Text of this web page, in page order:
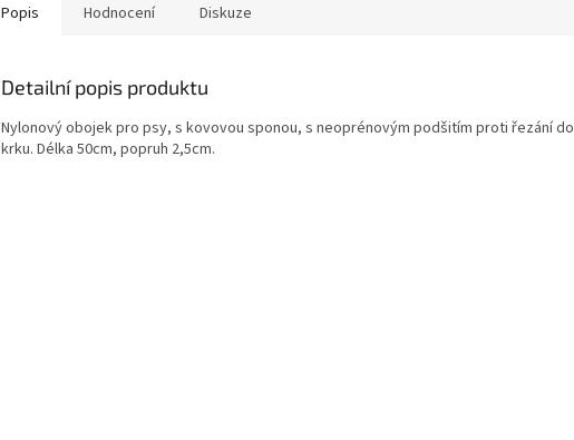
Popis Hodnocení Diskuze
Detailní popis produktu
Nylonový obojek pro psy, s kovovou sponou, s neoprénovým podšitím proti řezání do
krku. Délka 50cm, popruh 2,5cm.